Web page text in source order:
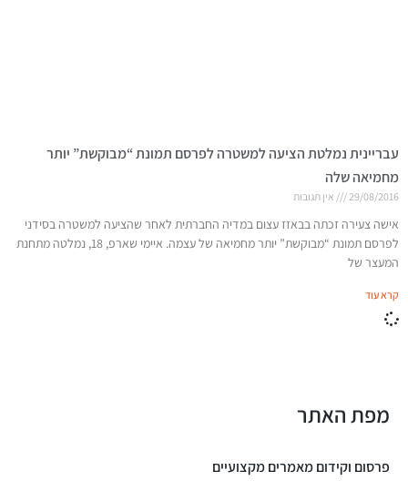
עבריינית נמלטת הציעה למשטרה לפרסם תמונת “מבוקשת” יותר
מחמיאה שלה
29/08/2016 אין תגובות
אישה צעירה זכתה בבאזז עצום במדיה החברתית לאחר שהציעה למשטרה בסידני
לפרסם תמונת “מבוקשת” יותר מחמיאה של עצמה. איימי שארפ, 18, נמלטה מתחנת
המעצר של
קרא עוד
מפת האתר
פרסום וקידום מאמרים מקצועיים